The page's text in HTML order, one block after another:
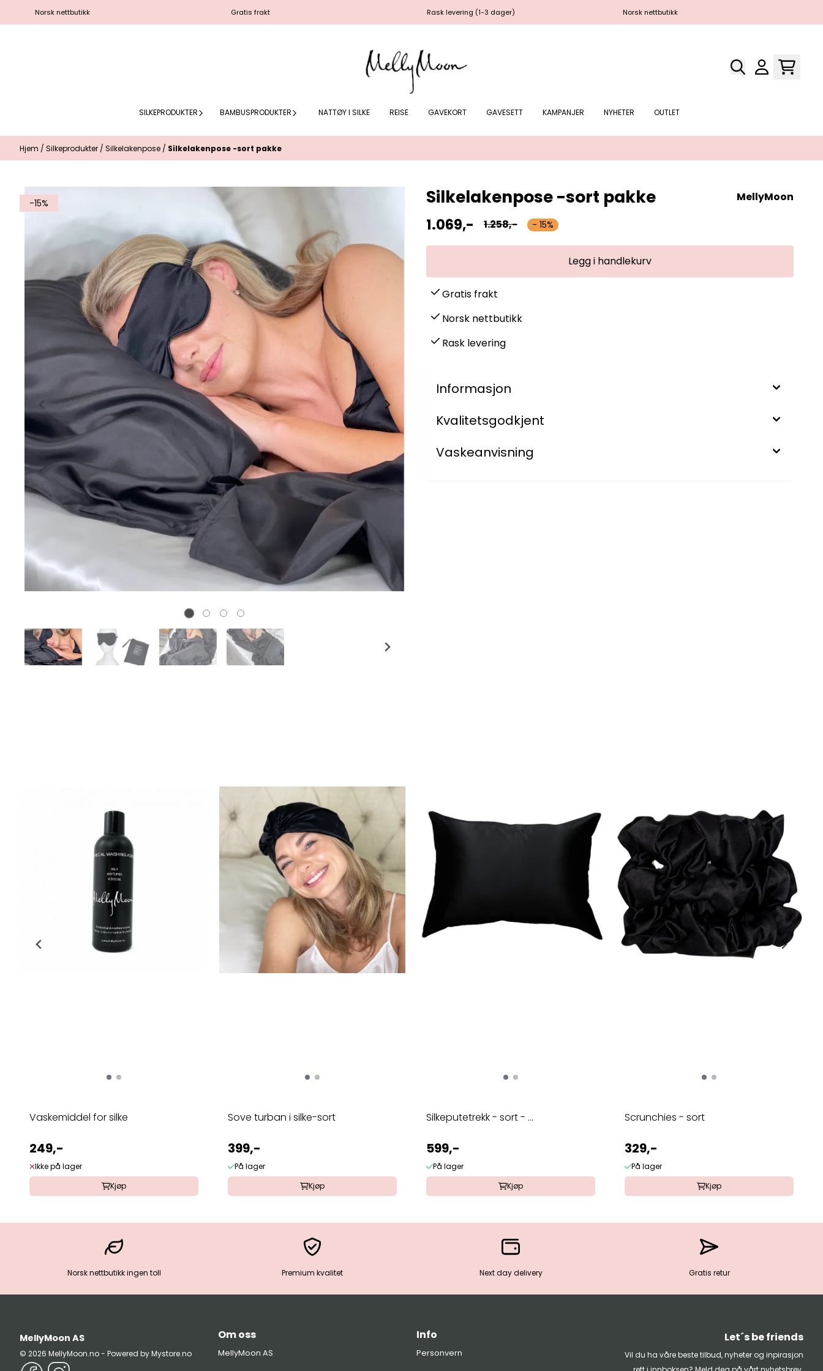
Hopp til innhold
Norsk nettbutikk Gratis frakt Rask levering (1-3 dager) Norsk nettbutikk
SILKEPRODUKTER BAMBUSPRODUKTER NATTØY I SILKE REISE GAVEKORT GAVESETT KAMPANJER NYHETER OUTLET
Hjem / Silkeprodukter / Silkelakenpose / Silkelakenpose -sort pakke
-15% Silkelakenpose -sort pakke MellyMoon
1.069,- 1.258,- - 15%
Gratis frakt
Norsk nettbutikk
Rask levering
Informasjon
Kvalitetsgodkjent
Vaskeanvisning
Vaskemiddel for silke
249,-
Ikke på lager
Kjøp
Sove turban i silke-sort
399,-
På lager
Kjøp
Silkeputetrekk - sort - ...
599,-
På lager
Kjøp
Scrunchies - sort
329,-
På lager
Kjøp
Norsk nettbutikk ingen toll Premium kvalitet Next day delivery Gratis retur
MellyMoon AS
© 2026 MellyMoon.no - Powered by Mystore.no
Om oss
MellyMoon AS
Info
Personvern
Let´s be friends
Vil du ha våre beste tilbud, nyheter og inpirasjon